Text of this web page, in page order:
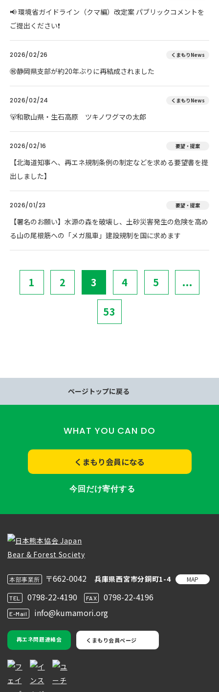
📢 環境省ガイドライン（クマ編）改定案 パブリックコメントを
ご提出ください❗
2026/02/26 くまもりNews
㊗️静岡県支部が約20年ぶりに再結成されました
2026/02/24 くまもりNews
🐻和歌山県・生石高原 ツキノワグマの太郎
2026/02/16 要望・提案
【北海道知事へ、再エネ規制条例の制定などを求める要望書を提
出しました】
2026/01/23 要望・提案
【署名のお願い】水源の森を破壊し、土砂災害発生の危険を高め
る山の尾根筋への「メガ風車」建設規制を国に求めます
1 2 3 4 5 ...
53
ページトップに戻る
WHAT YOU CAN DO
くまもり会員になる
今回だけ寄付する
本部事業所 〒662-0042 兵庫県西宮市分銅町1-4 MAP
TEL 0798-22-4190 FAX 0798-22-4196
E-Mail info@kumamori.org
再エネ問題連絡会 くまもり会員ページ